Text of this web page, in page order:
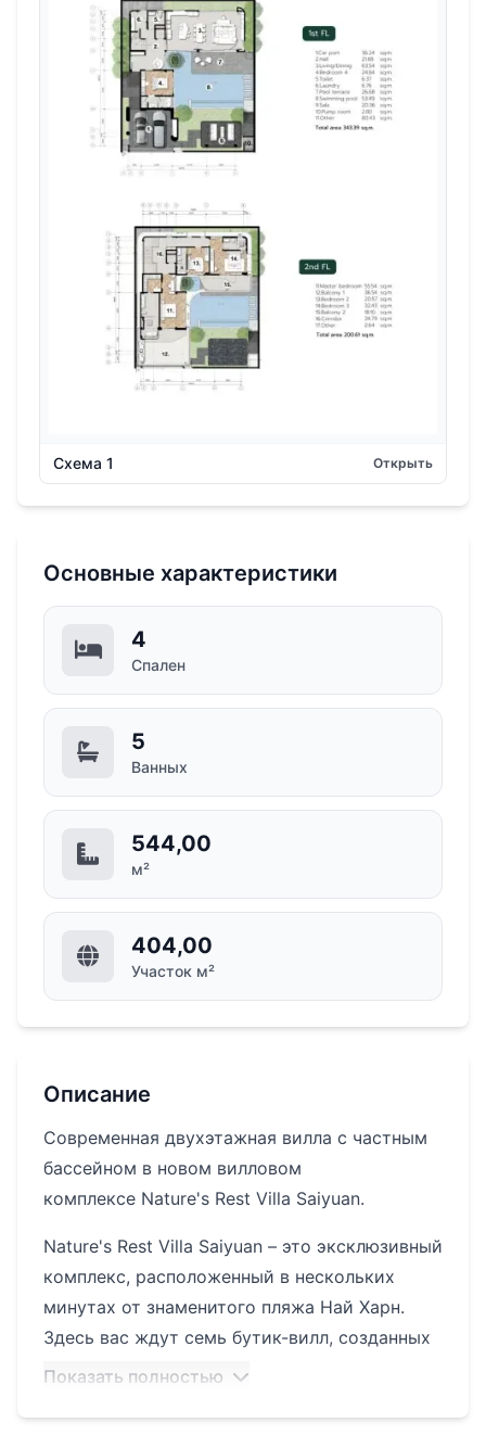
Схема 1 Открыть
Основные характеристики
4
Спален
5
Ванных
544,00
м²
404,00
Участок м²
Описание
Современная двухэтажная вилла с частным
бассейном в новом вилловом
комплексе Nature's Rest Villa Saiyuan.
Nature's Rest Villa Saiyuan – это эксклюзивный
комплекс, расположенный в нескольких
минутах от знаменитого пляжа Най Харн.
Здесь вас ждут семь бутик-вилл, созданных
с любовью и вниманием к деталям. Для
Показать полностью